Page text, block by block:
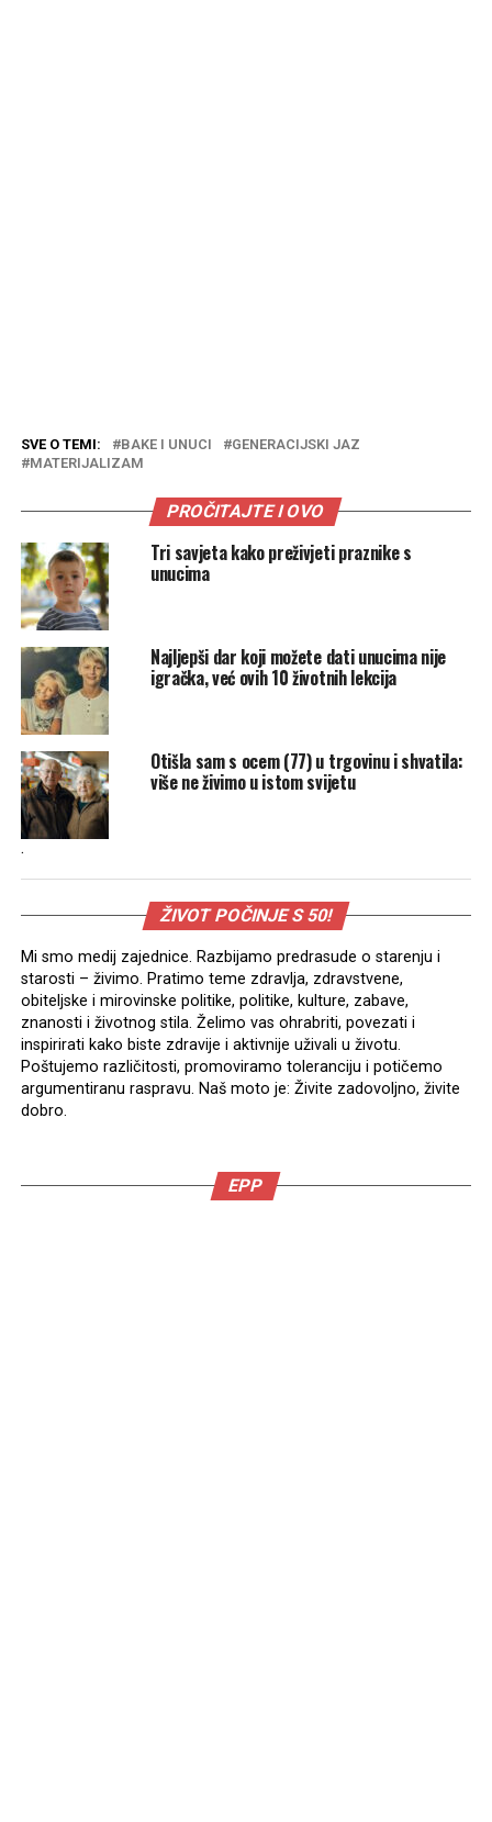
SVE O TEMI: BAKE I UNUCI
GENERACIJSKI JAZ
MATERIJALIZAM
PROČITAJTE I OVO
Tri savjeta kako preživjeti praznike s
unucima
Najljepši dar koji možete dati unucima nije
igračka, već ovih 10 životnih lekcija
Otišla sam s ocem (77) u trgovinu i shvatila:
više ne živimo u istom svijetu
.
ŽIVOT POČINJE S 50!
Mi smo medij zajednice. Razbijamo predrasude o starenju i
starosti – živimo. Pratimo teme zdravlja, zdravstvene,
obiteljske i mirovinske politike, politike, kulture, zabave,
znanosti i životnog stila. Želimo vas ohrabriti, povezati i
inspirirati kako biste zdravije i aktivnije uživali u životu.
Poštujemo različitosti, promoviramo toleranciju i potičemo
argumentiranu raspravu. Naš moto je: Živite zadovoljno, živite
dobro.
EPP